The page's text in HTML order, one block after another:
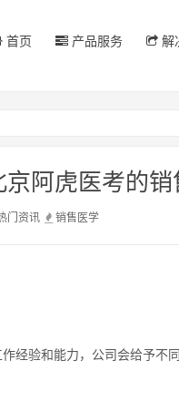
首页 产品服务 解
阿虎医考的
门资讯 销售 医学
经验和能力，公司会给予不